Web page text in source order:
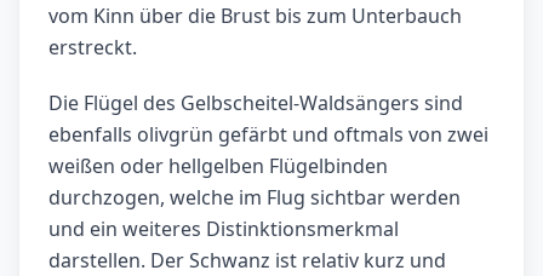
vom Kinn über die Brust bis zum Unterbauch
erstreckt.
Die Flügel des Gelbscheitel-Waldsängers sind
ebenfalls olivgrün gefärbt und oftmals von zwei
weißen oder hellgelben Flügelbinden
durchzogen, welche im Flug sichtbar werden
und ein weiteres Distinktionsmerkmal
darstellen. Der Schwanz ist relativ kurz und